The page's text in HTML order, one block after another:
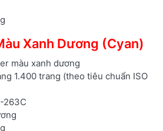
Xanh Dương (Cyan)
màu xanh dương
1.400 trang (theo tiêu chuẩn ISO
263C